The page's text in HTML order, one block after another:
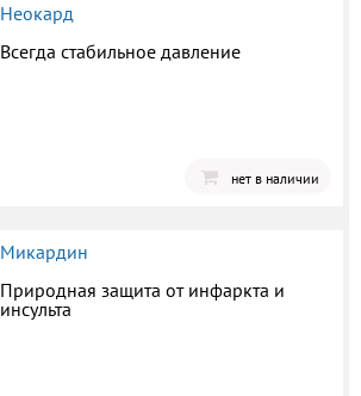
Неокард
Всегда стабильное давление
нет в наличии
Микардин
Природная защита от инфаркта и
инсульта